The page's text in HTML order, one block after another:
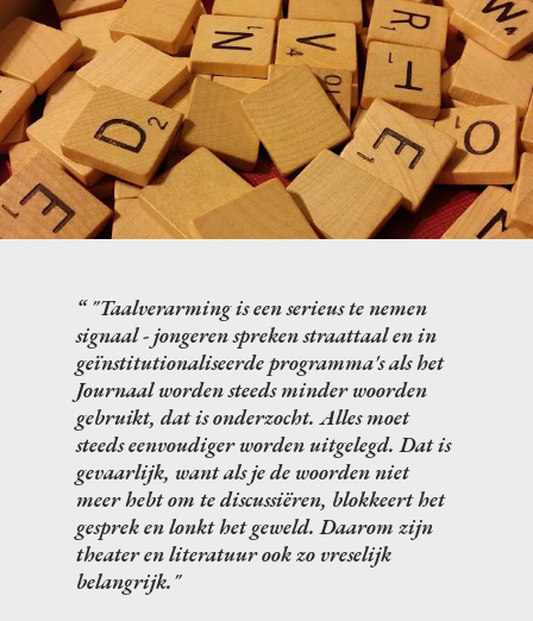
"Taalverarming is een serieus te nemen
signaal - jongeren spreken straattaal en in
geïnstitutionaliseerde programma's als het
Journaalworden steeds minder woorden
gebruikt, dat is onderzocht. Alles moet
steeds eenvoudiger worden uitgelegd. Dat is
gevaarlijk, want als je de woorden niet
meer hebt om te discussiëren, blokkeert het
gesprek en lonkt het geweld. Daarom zijn
theater en literatuur ook zo vreselijk
belangrijk."